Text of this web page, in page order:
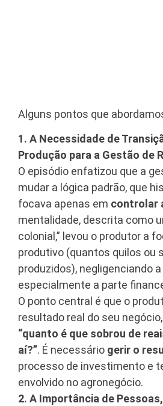
Alguns pontos que
1. A Necessidade de
Produção para a Gestão de
O episódio enfatizou que a
mudar a lógica padrão, que
focava apenas em controlar
mentalidade, descrita como
colonial,” levou o produtor a
produtivo (quantos quilos ou
produzidos), negligenciando
especialmente a parte
O ponto central é que o
resultado real do seu
“quanto é que sobrou de
aí?”. É necessário gerir o
processo de investimento e
envolvido no agronegócio.
2. A Importância de